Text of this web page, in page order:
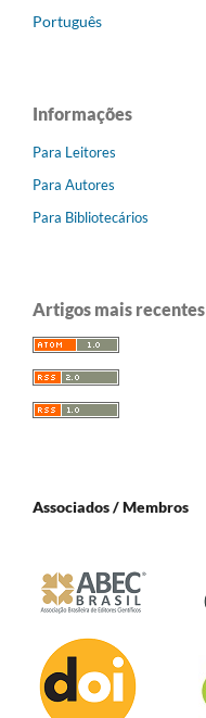
Português
Informações
Para Leitores
Para Autores
Para Bibliotecários
Artigos mais recentes
Associados / Membros